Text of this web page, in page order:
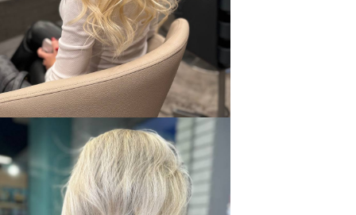
опыт работы: 20 лет
Топ-стилист, колорист
Записаться
бренды, с которыми